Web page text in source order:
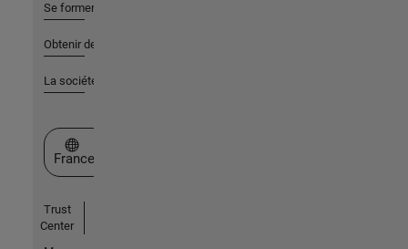
Se former
Obtenir de l'aide
La société
Sélectionner un site web
France
Trust
Center